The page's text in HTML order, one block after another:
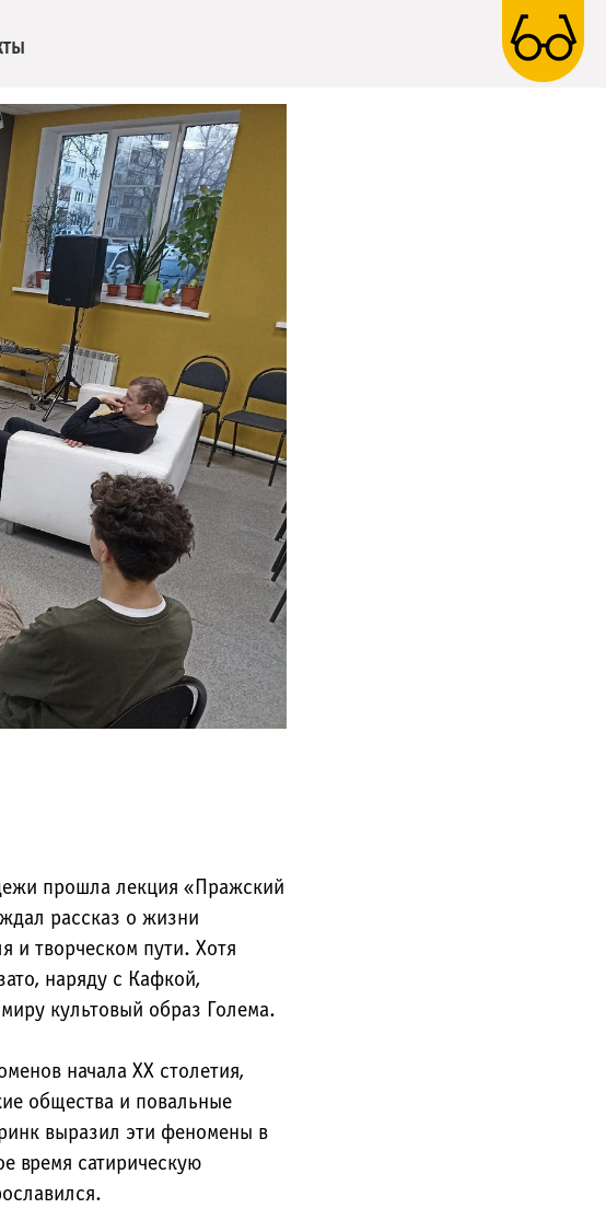
прошла лекция «Пражский
рассказ о жизни
и творческом пути. Хотя
наряду с Кафкой,
культовый образ Голема.
начала XX столетия,
общества и повальные
выразил эти феномены в
время сатирическую